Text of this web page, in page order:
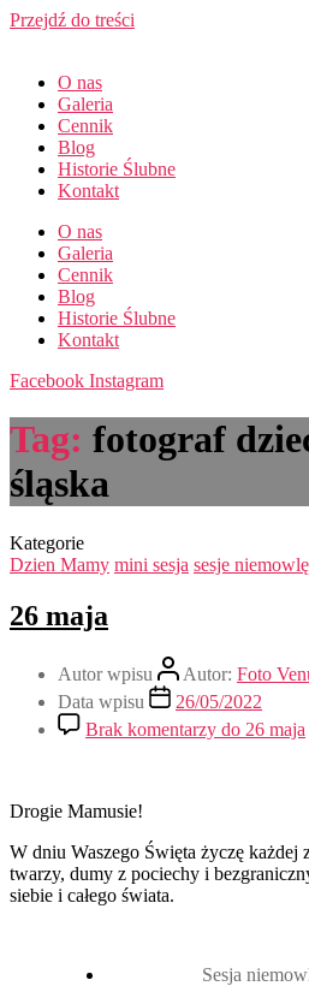
Przejdź do treści
O nas
Galeria
Cennik
Blog
Historie Ślubne
Kontakt
O nas
Galeria
Cennik
Blog
Historie Ślubne
Kontakt
Facebook Instagram
Tag: fotograf
śląska
Kategorie
Dzien Mamy mini sesja sesje
26 maja
Autor wpisu Autor: Foto
Data wpisu
26/05/2022
Brak komentarzy do 26 maja
Drogie Mamusie!
W dniu Waszego Święta życzę każdej
twarzy, dumy z pociechy i
siebie i całego świata.
Sesja